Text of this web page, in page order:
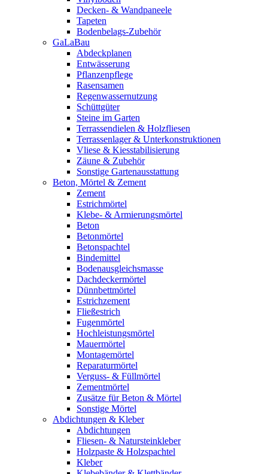
Decken- & Wandpaneele
Tapeten
Bodenbelags-Zubehör
GaLaBau
Abdeckplanen
Entwässerung
Pflanzenpflege
Rasensamen
Regenwassernutzung
Schüttgüter
Steine im Garten
Terrassendielen & Holzfliesen
Terrassenlager & Unterkonstruktionen
Vliese & Kiesstabilisierung
Zäune & Zubehör
Sonstige Gartenausstattung
Beton, Mörtel & Zement
Zement
Estrichmörtel
Klebe- & Armierungsmörtel
Beton
Betonmörtel
Betonspachtel
Bindemittel
Bodenausgleichsmasse
Dachdeckermörtel
Dünnbettmörtel
Estrichzement
Fließestrich
Fugenmörtel
Hochleistungsmörtel
Mauermörtel
Montagemörtel
Reparaturmörtel
Verguss- & Füllmörtel
Zementmörtel
Zusätze für Beton & Mörtel
Sonstige Mörtel
Abdichtungen & Kleber
Abdichtungen
Fliesen- & Natursteinkleber
Holzpaste & Holzspachtel
Kleber